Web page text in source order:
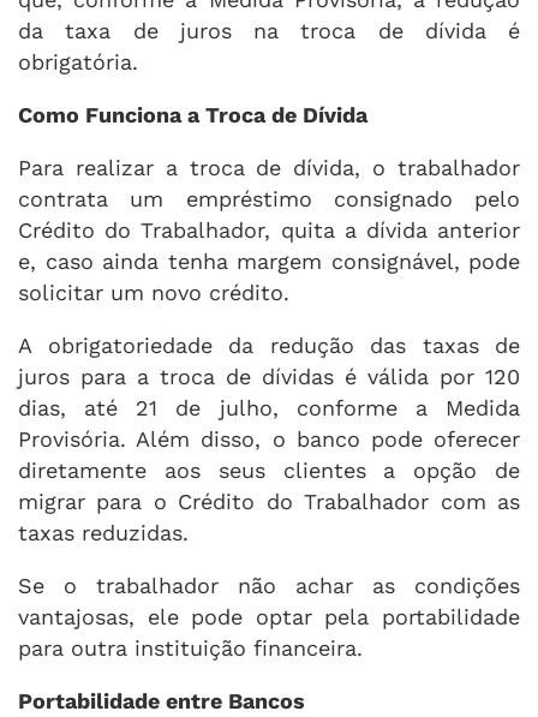
da taxa de juros na troca de dívida é
obrigatória.
Como Funciona a Troca de Dívida
Para realizar a troca de dívida, o trabalhador
contrata um empréstimo consignado pelo
Crédito do Trabalhador, quita a dívida anterior
e, caso ainda tenha margem consignável, pode
solicitar um novo crédito.
A obrigatoriedade da redução das taxas de
juros para a troca de dívidas é válida por 120
dias, até 21 de julho, conforme a Medida
Provisória. Além disso, o banco pode oferecer
diretamente aos seus clientes a opção de
migrar para o Crédito do Trabalhador com as
taxas reduzidas.
Se o trabalhador não achar as condições
vantajosas, ele pode optar pela portabilidade
para outra instituição financeira.
Portabilidade entre Bancos